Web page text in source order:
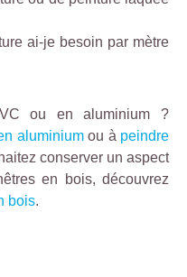
ai-je besoin par mètre
ou en aluminium ?
aluminiumou à peindre
conserver un aspect
en bois, découvrez
bois.